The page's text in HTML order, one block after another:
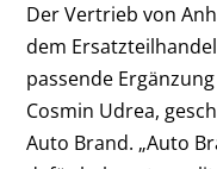
Der Vertrieb von
dem
passende
Cosmin Udrea,
Auto Brand. „Auto